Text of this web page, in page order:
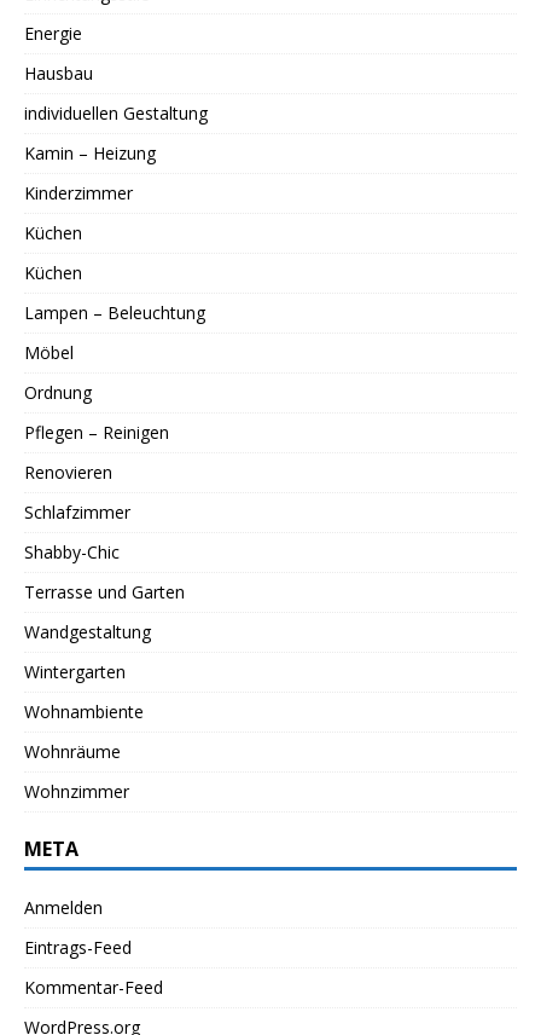
Energie
Hausbau
individuellen Gestaltung
Kamin – Heizung
Kinderzimmer
Küchen
Küchen
Lampen – Beleuchtung
Möbel
Ordnung
Pflegen – Reinigen
Renovieren
Schlafzimmer
Shabby-Chic
Terrasse und Garten
Wandgestaltung
Wintergarten
Wohnambiente
Wohnräume
Wohnzimmer
META
Anmelden
Eintrags-Feed
Kommentar-Feed
WordPress.org